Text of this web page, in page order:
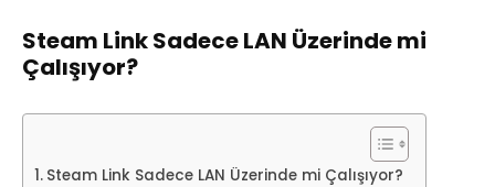
Steam Link Sadece LAN Üzerinde mi
Çalışıyor?
Steam Link Sadece LAN Üzerinde mi Çalışıyor?